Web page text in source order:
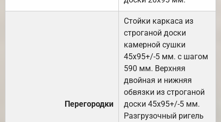
Перегородки
Стойки каркаса из
строганой доски
камерной сушки
45х95+/-5 мм. с шагом
590 мм. Верхняя
двойная и нижняя
обвязки из строганой
доски 45х95+/-5 мм.
Разгрузочный ригель